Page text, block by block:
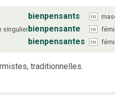
singulier
bienpensants ro
bienpensante ro
bienpensantes ro
traditionnelles.